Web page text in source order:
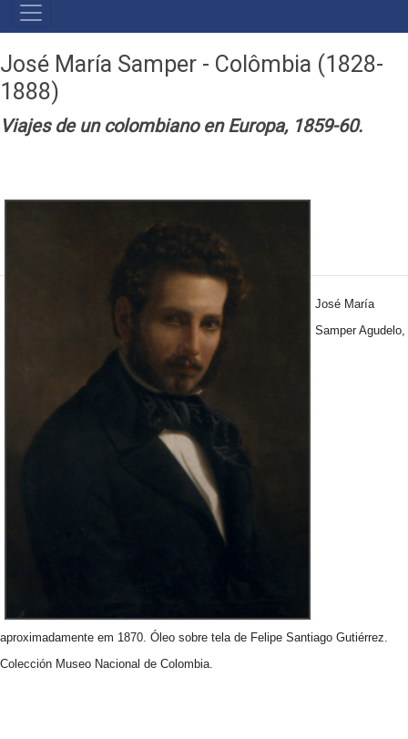
NAVEGAÇÃO
PRINCIPAL
José María Samper - Colômbia (1828-
1888)
Viajes de un colombiano en Europa, 1859-60.
José María
Samper Agudelo,
aproximadamente em 1870. Óleo sobre tela de Felipe Santiago Gutiérrez.
Colección Museo Nacional de Colombia.